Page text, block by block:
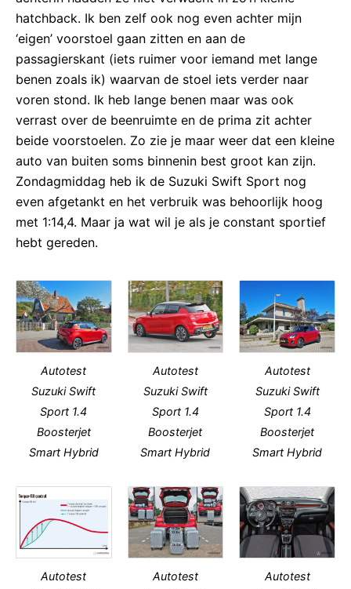
hatchback. Ik ben zelf ook nog even achter mijn
‘eigen’ voorstoel gaan zitten en aan de
passagierskant (iets ruimer voor iemand met lange
benen zoals ik) waarvan de stoel iets verder naar
voren stond. Ik heb lange benen maar was ook
verrast over de beenruimte en de prima zit achter
beide voorstoelen. Zo zie je maar weer dat een kleine
auto van buiten soms binnenin best groot kan zijn.
Zondagmiddag heb ik de Suzuki Swift Sport nog
even afgetankt en het verbruik was behoorlijk hoog
met 1:14,4. Maar ja wat wil je als je constant sportief
hebt gereden.
Autotest
Suzuki Swift
Sport 1.4
Boosterjet
Smart Hybrid
Autotest
Suzuki Swift
Sport 1.4
Boosterjet
Smart Hybrid
Autotest
Suzuki Swift
Sport 1.4
Boosterjet
Smart Hybrid
Autotest
Autotest
Autotest